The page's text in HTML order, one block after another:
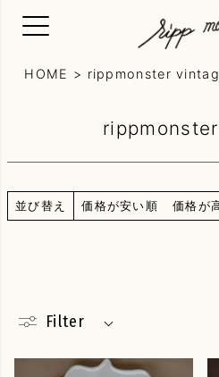
HOME rippmonster
並び替え 価格が安い順 価格が
Filter
Silver